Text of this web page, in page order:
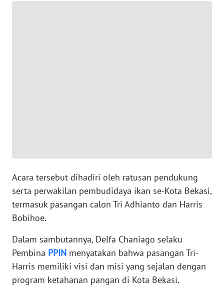
Acara tersebut dihadiri oleh ratusan pendukung
serta perwakilan pembudidaya ikan se-Kota Bekasi,
termasuk pasangan calon Tri Adhianto dan Harris
Bobihoe.
Dalam sambutannya, Delfa Chaniago selaku
Pembina PPIN menyatakan bahwa pasangan Tri-
Harris memiliki visi dan misi yang sejalan dengan
program ketahanan pangan di Kota Bekasi.
PAPUA
WN
PAPUA
BARAT
WN
WN